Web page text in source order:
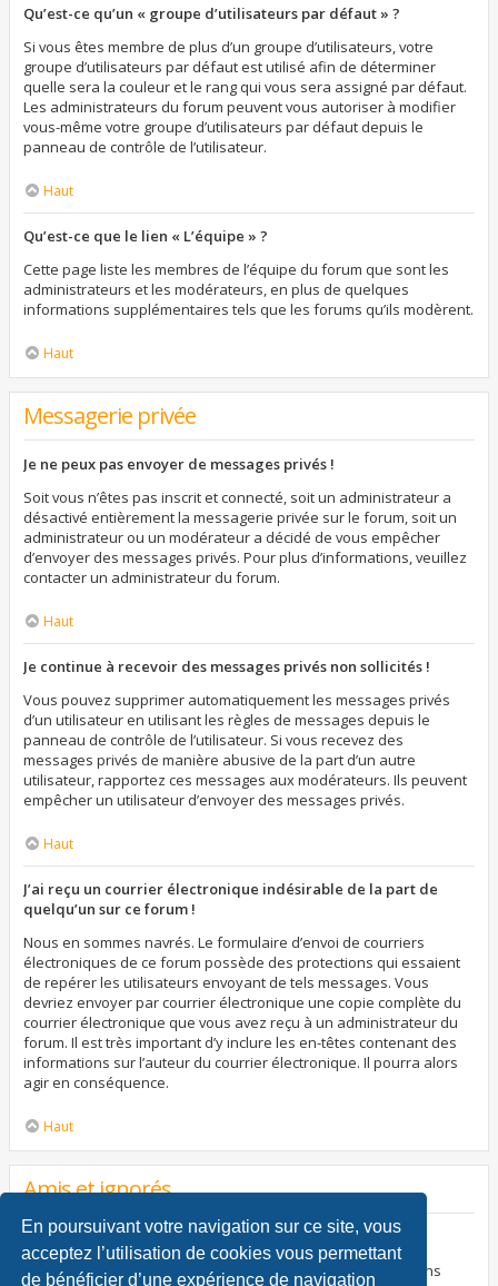
En poursuivant votre navigation sur ce site, vous
acceptez l’utilisation de cookies vous permettant
de bénéficier d’une expérience de navigation
Qu’est-ce qu’un « groupe d’utilisateurs par défaut » ?
Si vous êtes membre de plus d’un groupe d’utilisateurs, votre
groupe d’utilisateurs par défaut est utilisé afin de déterminer
quelle sera la couleur et le rang qui vous sera assigné par défaut.
Les administrateurs du forum peuvent vous autoriser à modifier
vous-même votre groupe d’utilisateurs par défaut depuis le
panneau de contrôle de l’utilisateur.
Haut
Qu’est-ce que le lien « L’équipe » ?
Cette page liste les membres de l’équipe du forum que sont les
administrateurs et les modérateurs, en plus de quelques
informations supplémentaires tels que les forums qu’ils modèrent.
Haut
Messagerie privée
Je ne peux pas envoyer de messages privés !
Soit vous n’êtes pas inscrit et connecté, soit un administrateur a
désactivé entièrement la messagerie privée sur le forum, soit un
administrateur ou un modérateur a décidé de vous empêcher
d’envoyer des messages privés. Pour plus d’informations, veuillez
contacter un administrateur du forum.
Haut
Je continue à recevoir des messages privés non sollicités !
Vous pouvez supprimer automatiquement les messages privés
d’un utilisateur en utilisant les règles de messages depuis le
panneau de contrôle de l’utilisateur. Si vous recevez des
messages privés de manière abusive de la part d’un autre
utilisateur, rapportez ces messages aux modérateurs. Ils peuvent
empêcher un utilisateur d’envoyer des messages privés.
Haut
J’ai reçu un courrier électronique indésirable de la part de
quelqu’un sur ce forum !
Nous en sommes navrés. Le formulaire d’envoi de courriers
électroniques de ce forum possède des protections qui essaient
de repérer les utilisateurs envoyant de tels messages. Vous
devriez envoyer par courrier électronique une copie complète du
courrier électronique que vous avez reçu à un administrateur du
forum. Il est très important d’y inclure les en-têtes contenant des
informations sur l’auteur du courrier électronique. Il pourra alors
agir en conséquence.
Haut
Amis et ignorés
À quoi sert ma liste d’amis et d’ignorés ?
Vous pouvez utiliser ces listes afin d’organiser et trier certains